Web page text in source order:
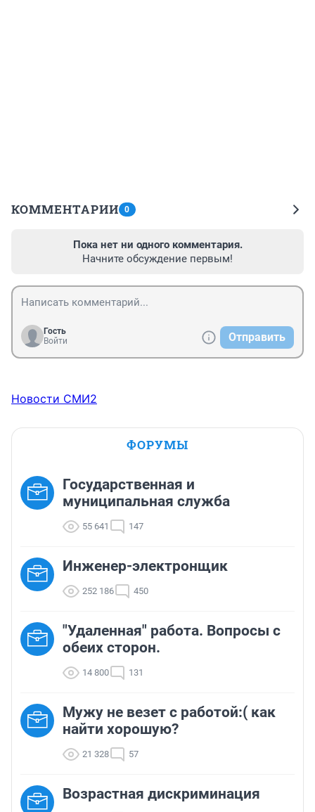
КОММЕНТАРИИ 0
Пока нет ни одного комментария.
Начните обсуждение первым!
Гость
Войти
Отправить
Новости СМИ2
ФОРУМЫ
Государственная и
муниципальная служба
55 641 147
Инженер-электронщик
252 186 450
"Удаленная" работа. Вопросы с
обеих сторон.
14 800 131
Мужу не везет с работой:( как
найти хорошую?
21 328 57
Возрастная дискриминация